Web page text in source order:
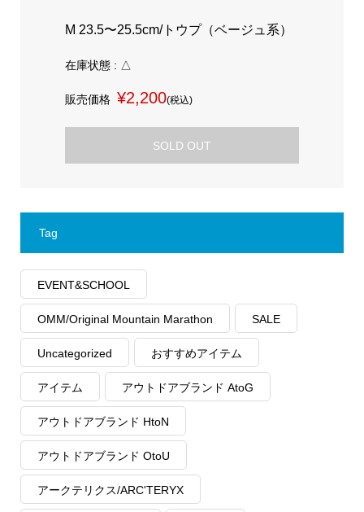
M 23.5〜25.5cm/トウプ（ベージュ系）
在庫状態 : △
販売価格 ¥2,200(税込)
SOLD OUT
Tag
EVENT&SCHOOL
OMM/Original Mountain Marathon SALE
Uncategorized おすすめアイテム
アイテム アウトドアブランド AtoG
アウトドアブランド HtoN
アウトドアブランド OtoU
アークテリクス/ARC'TERYX